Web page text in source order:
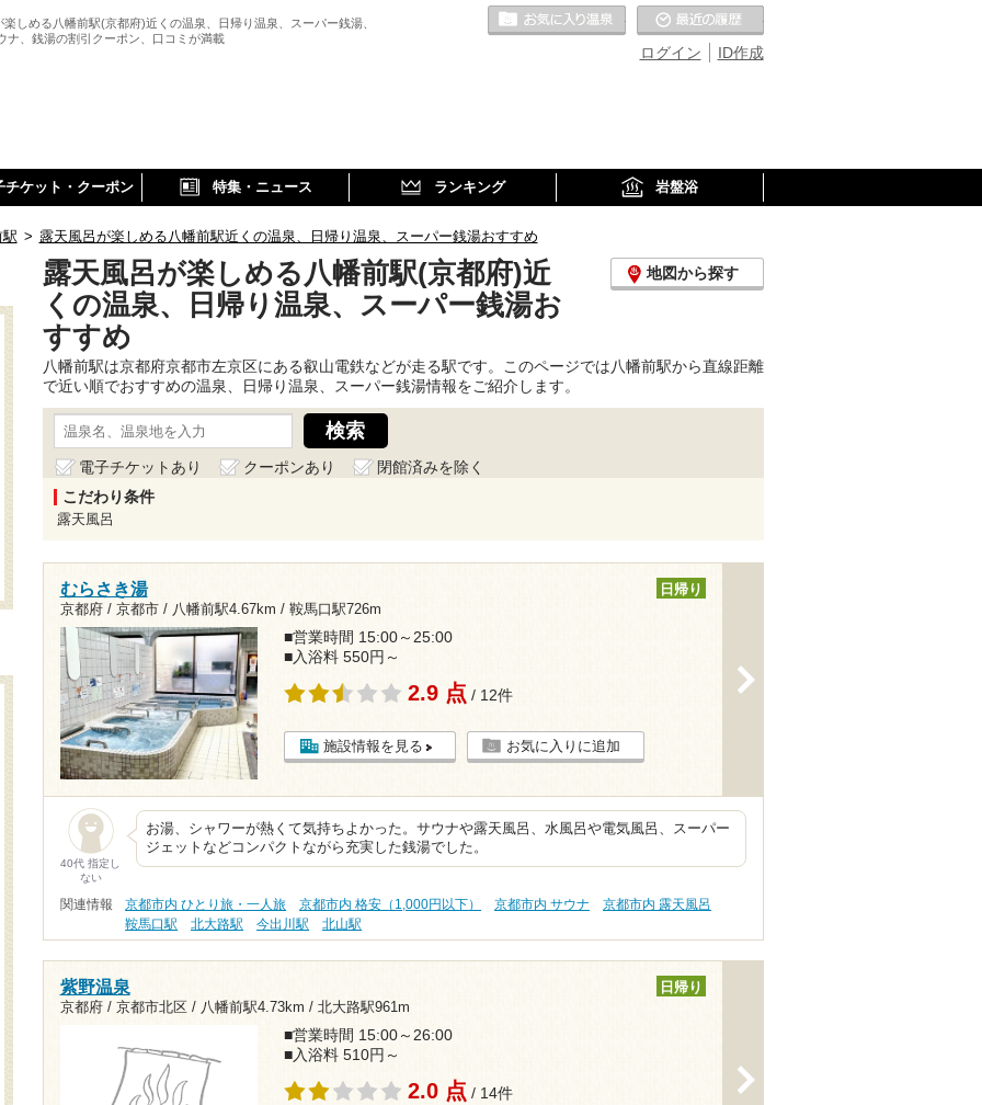
楽しめる八幡前駅(京都府)近くの温泉、日帰り温泉、スーパー銭湯、
ナ、銭湯の割引クーポン、口コミが満載
ID作成
ログイン
お気に入りの温泉
チケット・クーポン 特集・ニュース ランキング 岩盤浴
駅 > 露天風呂が楽しめる八幡前駅近くの温泉、日帰り温泉、スーパー銭湯おすすめ
露天風呂が楽しめる八幡前駅(京都府)近
くの温泉、日帰り温泉、スーパー銭湯お
すすめ
地図から探す
八幡前駅は京都府京都市左京区にある叡山電鉄などが走る駅です。このページでは八幡前駅から直線距離
で近い順でおすすめの温泉、日帰り温泉、スーパー銭湯情報をご紹介します。
電子チケットあり クーポンあり
閉館済みを除く
こだわり条件
露天風呂
むらさき湯
京都府 / 京都市 / 八幡前駅4.67km / 鞍馬口駅726m
日帰り
■営業時間 15:00～25:00
■入浴料 550円～
2.9 点 / 12件
施設情報を見る お気に入りに追加
40代 指定し
ない
お湯、シャワーが熱くて気持ちよかった。サウナや露天風呂、水風呂や電気風呂、スーパー
ジェットなどコンパクトながら充実した銭湯でした。
関連情報 京都市内 ひとり旅・一人旅 京都市内 格安（1,000円以下） 京都市内 サウナ
京都市内 露天風呂
鞍馬口駅
北大路駅 今出川駅 北山駅
紫野温泉
京都府 / 京都市北区 / 八幡前駅4.73km / 北大路駅961m
日帰り
■営業時間 15:00～26:00
■入浴料 510円～
2.0 点 / 14件